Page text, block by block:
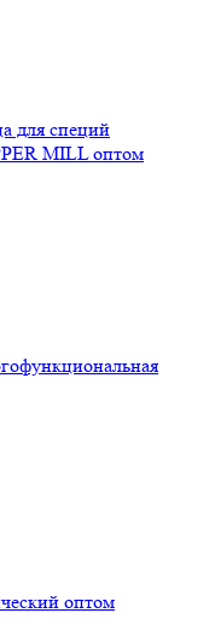
для специй
MILL оптом
оптом